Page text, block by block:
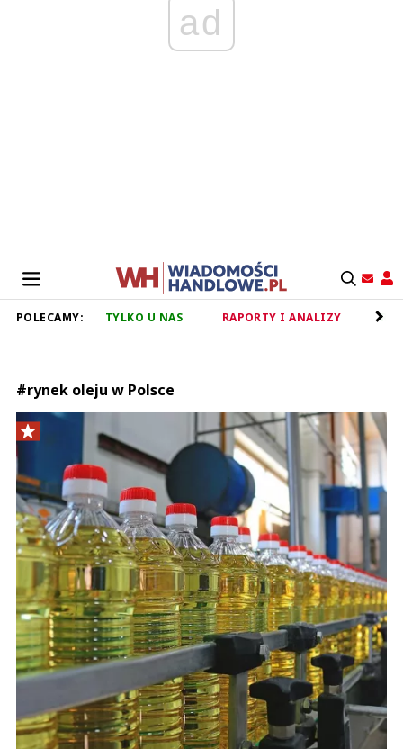
ad
POLECAMY: TYLKO U NAS RAPORTY I ANALIZY
#rynek oleju w Polsce